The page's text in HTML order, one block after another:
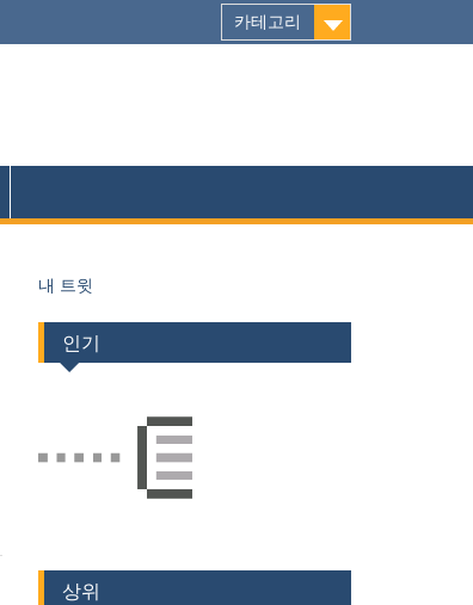
카테고리
내 트윗
인기
상위